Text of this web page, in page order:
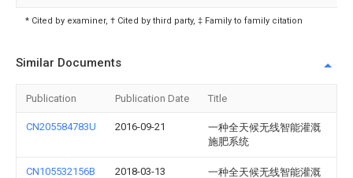
* Cited by examiner, † Cited by third party, ‡ Family to family citation
Similar Documents
Publication Publication Date Title
CN205584783U 2016-09-21
一种全天候无线智能灌溉
施肥系统
CN105532156B 2018-03-13
一种全天候无线智能灌溉